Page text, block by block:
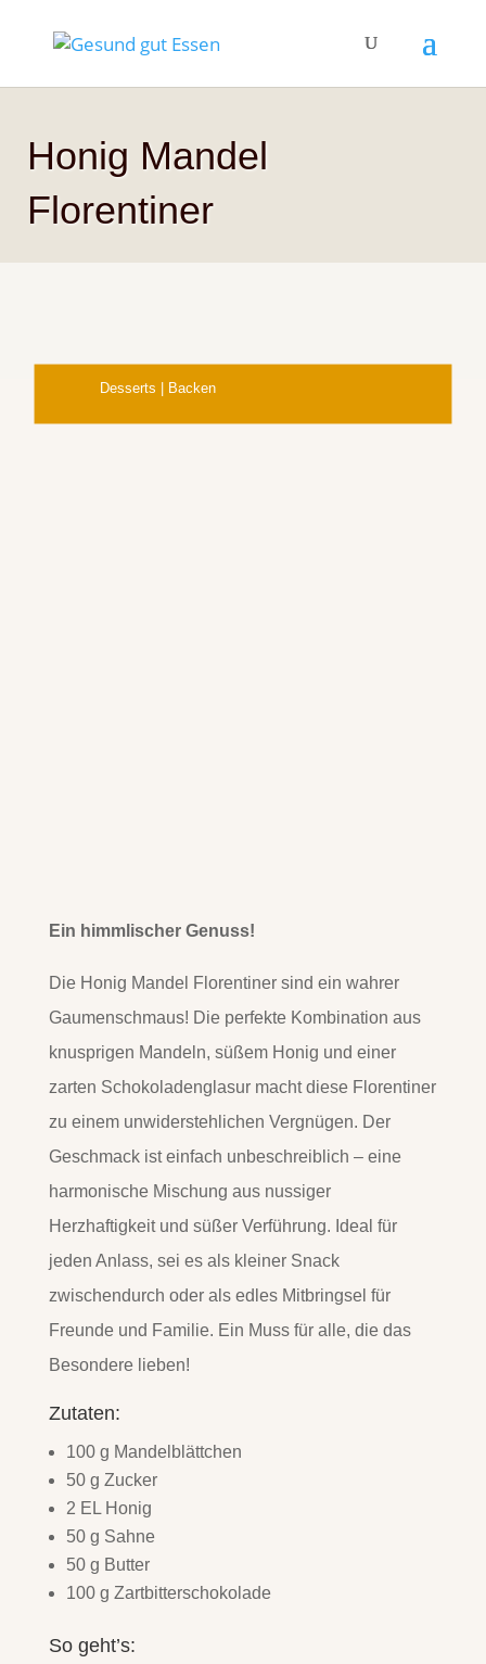
Honig Mandel
Florentiner
Desserts | Backen
Ein himmlischer Genuss!
Die Honig Mandel Florentiner sind ein wahrer
Gaumenschmaus! Die perfekte Kombination aus
knusprigen Mandeln, süßem Honig und einer
zarten Schokoladenglasur macht diese Florentiner
zu einem unwiderstehlichen Vergnügen. Der
Geschmack ist einfach unbeschreiblich – eine
harmonische Mischung aus nussiger
Herzhaftigkeit und süßer Verführung. Ideal für
jeden Anlass, sei es als kleiner Snack
zwischendurch oder als edles Mitbringsel für
Freunde und Familie. Ein Muss für alle, die das
Besondere lieben!
Zutaten:
100 g Mandelblättchen
50 g Zucker
2 EL Honig
50 g Sahne
50 g Butter
100 g Zartbitterschokolade
So geht’s: